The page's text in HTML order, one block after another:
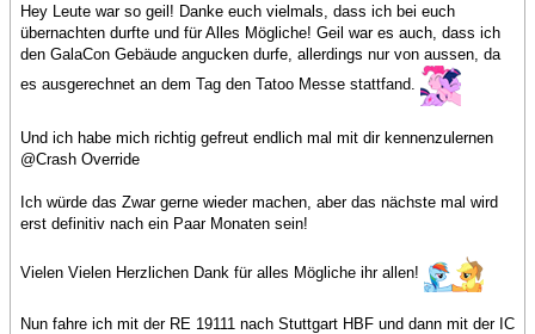
Hey Leute war so geil! Danke euch vielmals, dass ich bei euch
übernachten durfte und für Alles Mögliche! Geil war es auch, dass ich
den GalaCon Gebäude angucken durfe, allerdings nur von aussen, da
es ausgerechnet an dem Tag den Tatoo Messe stattfand.
Und ich habe mich richtig gefreut endlich mal mit dir kennenzulernen
@Crash Override
Ich würde das Zwar gerne wieder machen, aber das nächste mal wird
erst definitiv nach ein Paar Monaten sein!
Vielen Vielen Herzlichen Dank für alles Mögliche ihr allen!
Nun fahre ich mit der RE 19111 nach Stuttgart HBF und dann mit der IC